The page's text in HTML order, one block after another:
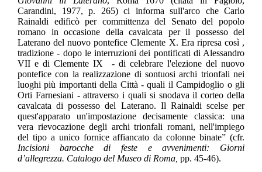
Carandini, 1977, p. 265) ci informa sull'arco che Carlo
Rainaldi edificò per committenza del Senato del popolo
romano in occasione della cavalcata per il possesso del
Laterano del nuovo pontefice Clemente X. Era ripresa così ,
tradizione - dopo le interruzioni dei pontificati di Alessandro
VII e di Clemente IX
- di celebrare l'elezione del nuovo
pontefice con la realizzazione di sontuosi archi trionfali nei
luoghi più importanti della Città - quali il Campidoglio o gli
Orti Farnesiani - attraverso i quali si snodava il corteo della
cavalcata di possesso del Laterano. Il Rainaldi scelse per
quest'apparato un'impostazione decisamente classica: una
vera rievocazione degli archi trionfali romani, nell'impiego
del tipo a unico fornice affiancato da colonne binate” (cfr.
Incisioni barocche di feste e avvenimenti: Giorni
d’allegrezza. Catalogo del Museo di Roma, pp. 45-46).